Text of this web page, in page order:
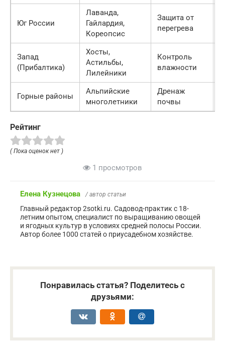
Юг России
Лаванда,
Гайлардия,
Кореопсис
Защита от
перегрева
Запад
(Прибалтика)
Хосты,
Астильбы,
Лилейники
Контроль
влажности
Горные районы
Альпийские
многолетники
Дренаж
почвы
Рейтинг
( Пока оценок нет )
1 просмотров
Елена Кузнецова / автор статьи
Главный редактор 2sotki.ru. Садовод-практик с 18-
летним опытом, специалист по выращиванию овощей
и ягодных культур в условиях средней полосы России.
Автор более 1000 статей о приусадебном хозяйстве.
Понравилась статья? Поделитесь с
друзьями: